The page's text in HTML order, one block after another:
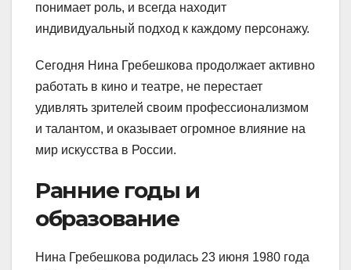
понимает роль, и всегда находит
индивидуальный подход к каждому персонажу.
Сегодня Нина Гребешкова продолжает активно
работать в кино и театре, не перестает
удивлять зрителей своим профессионализмом
и талантом, и оказывает огромное влияние на
мир искусства в России.
Ранние годы и
образование
Нина Гребешкова родилась 23 июня 1980 года